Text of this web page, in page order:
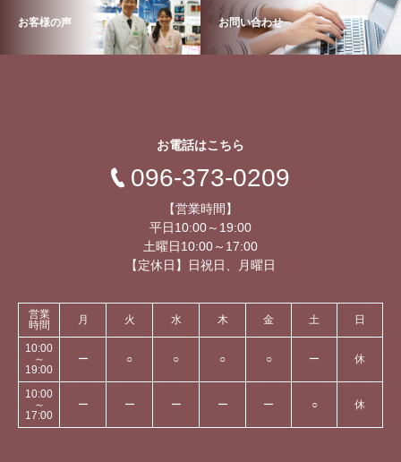
お客様の声 お問い合わせ
お電話はこちら
096-373-0209
【営業時間】
平日10:00～19:00
土曜日10:00～17:00
【定休日】日祝日、月曜日
営業
時間
月 火 水 木 金 土 日
10:00
～
19:00
ー ○ ○ ○ ○ ー 休
10:00
～
17:00
ー ー ー ー ー ○ 休